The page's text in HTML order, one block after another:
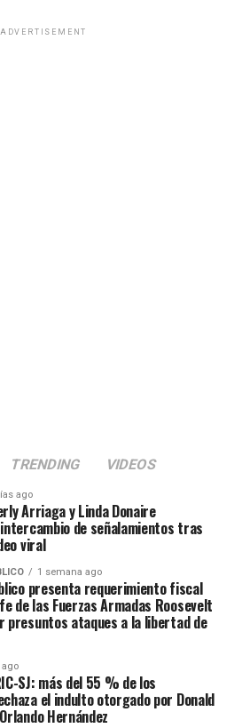
ADVERTISEMENT
TRENDING VIDEOS
ago
Arriaga y Linda Donaire
de señalamientos tras
viral
1 semana ago
presenta requerimiento fiscal
de las Fuerzas Armadas Roosevelt
presuntos ataques a la libertad de
SJ: más del 55 % de los
el indulto otorgado por Donald
Hernández